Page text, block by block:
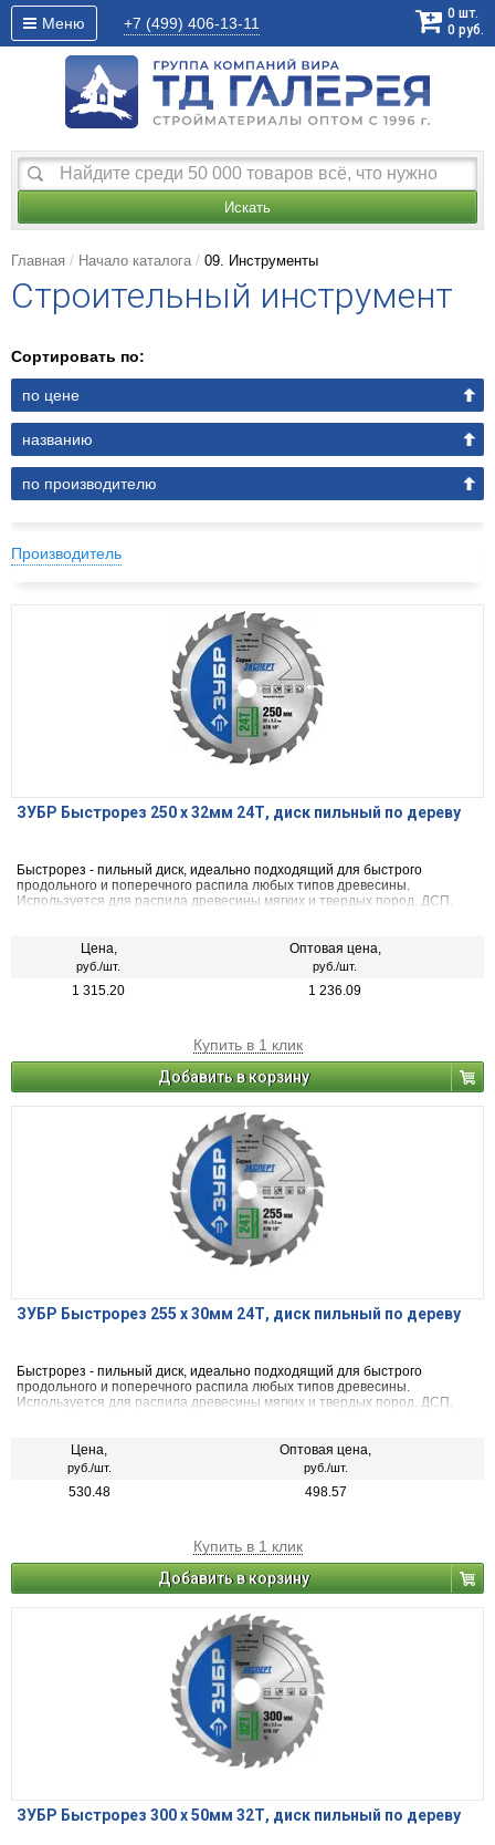
Меню +7 (499) 406-13-11
0 шт.
0 руб.
Искать
Главная Начало каталога 09. Инструменты
Строительный инструмент
Сортировать по:
по цене
названию
по производителю
Производитель
ЗУБР Быстрорез 250 x 32мм 24Т, диск пильный по дереву
Быстрорез - пильный диск, идеально подходящий для быстрого
продольного и поперечного распила любых типов древесины.
Используется для распила древесины мягких и твердых пород, ДСП,
Цена,
руб./шт.
Оптовая цена,
руб./шт.
1 315.20 1 236.09
Купить в 1 клик
Добавить в корзину
ЗУБР Быстрорез 255 x 30мм 24Т, диск пильный по дереву
Быстрорез - пильный диск, идеально подходящий для быстрого
продольного и поперечного распила любых типов древесины.
Используется для распила древесины мягких и твердых пород, ДСП,
Цена,
руб./шт.
Оптовая цена,
руб./шт.
530.48 498.57
Купить в 1 клик
Добавить в корзину
ЗУБР Быстрорез 300 x 50мм 32Т, диск пильный по дереву